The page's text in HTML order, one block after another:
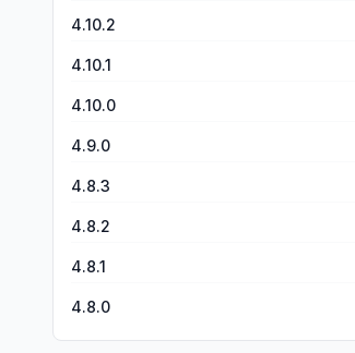
4.10.2
4.10.1
4.10.0
4.9.0
4.8.3
4.8.2
4.8.1
4.8.0